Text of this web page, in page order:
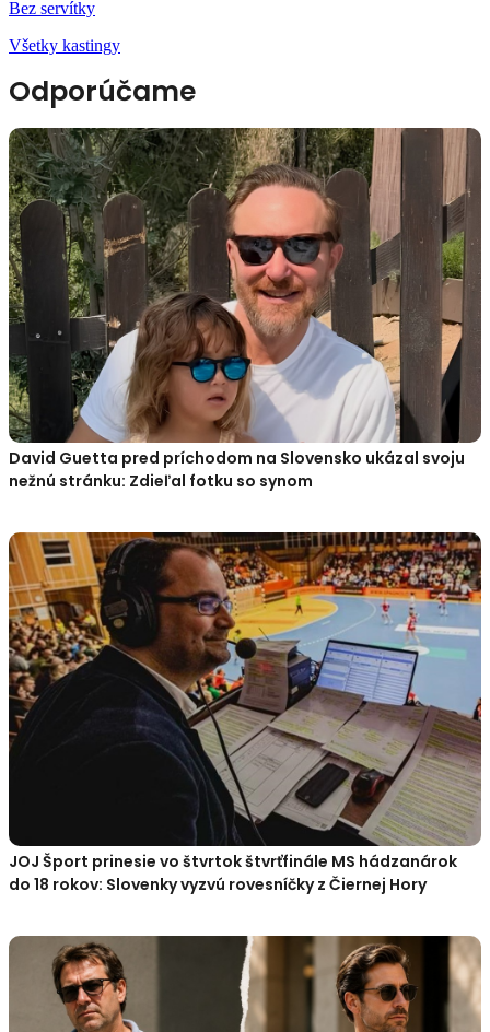
Bez servítky
Všetky kastingy
Odporúčame
David Guetta pred príchodom na Slovensko ukázal svoju
nežnú stránku: Zdieľal fotku so synom
JOJ Šport prinesie vo štvrtok štvrťfinále MS hádzanárok
do 18 rokov: Slovenky vyzvú rovesníčky z Čiernej Hory